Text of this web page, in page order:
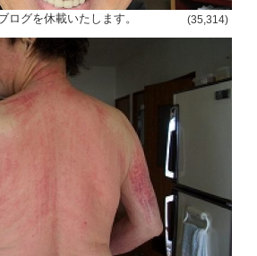
ログを休載いたします。 (35,314)